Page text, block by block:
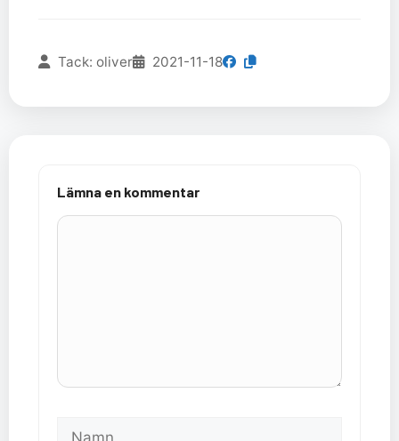
Tack: oliver 2021-11-18
Lämna en kommentar
Kommentar